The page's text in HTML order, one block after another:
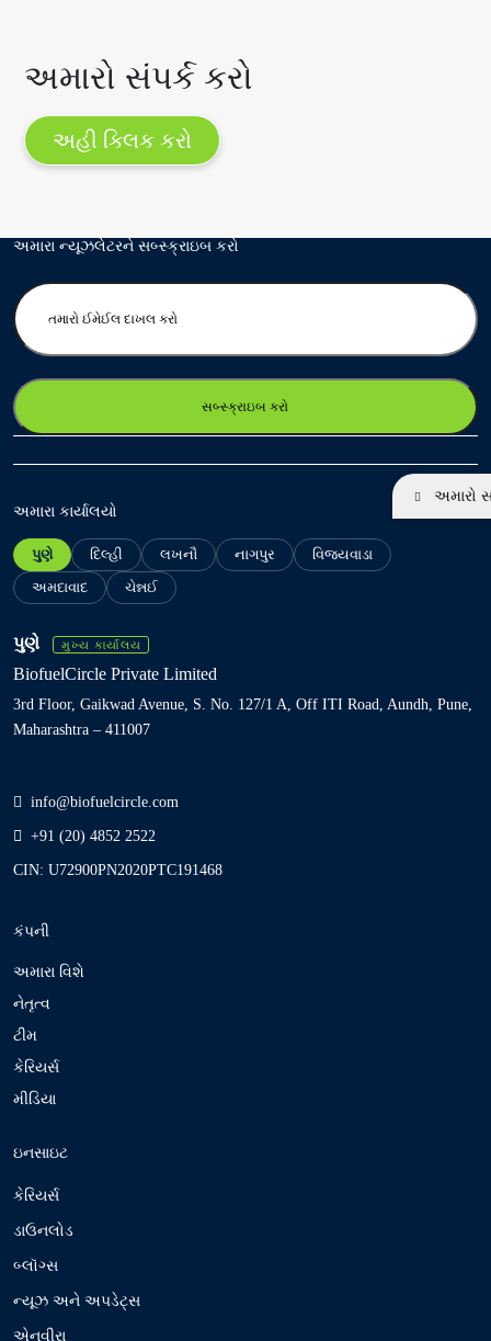
અમારો સંપર્ક કરો
અહી ક્લિક કરો
અમારા ન્યૂઝલેટરને સબ્સ્ક્રાઇબ કરો
E
n
r
y
r
m
a
l
e
q
i
e
d
અમારા કાર્યાલયો
પુણે દિલ્હી લખનૌ નાગપુર
વિજયવાડા
અમદાવાદ
ચેન્નઈ
પુણે મુખ્ય કાર્યાલય
BiofuelCircle Private Limited
3rd Floor, Gaikwad Avenue, S. No. 127/1 A, Off ITI Road, Aundh, Pune,
Maharashtra – 411007
info@biofuelcircle.com
+91 (20) 4852 2522
CIN: U72900PN2020PTC191468
કંપની
અમારા વિશે
નેતૃત્વ
ટીમ
કેરિયર્સ
મીડિયા
ઇનસાઇટ
કેરિયર્સ
ડાઉનલોડ
બ્લૉગ્સ
ન્યૂઝ અને અપડેટ્સ
એનવીરા
અમારો